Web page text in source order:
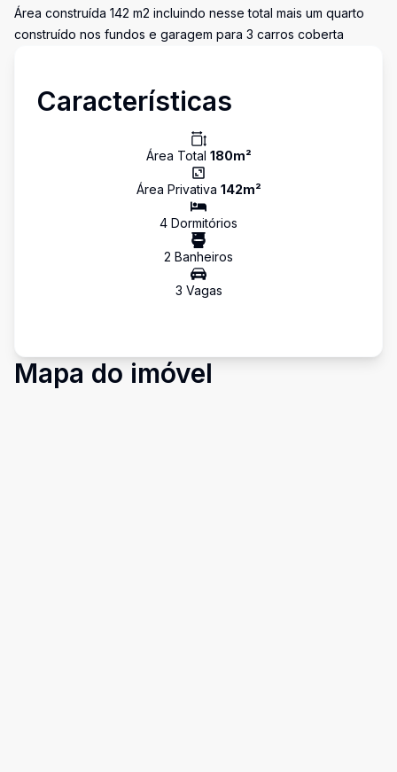
Área construída 142 m2 incluindo nesse total mais um quarto
construído nos fundos e garagem para 3 carros coberta
Características
Área Total 180m²
Área Privativa 142m²
4 Dormitórios
2 Banheiros
3 Vagas
Mapa do imóvel